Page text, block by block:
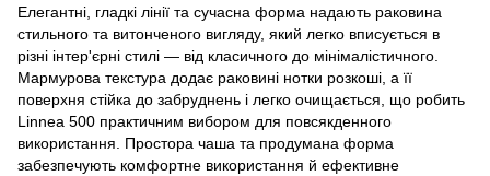
Елегантні, гладкі лінії та сучасна форма надають раковина
стильного та витонченого вигляду, який легко вписується в
різні інтер'єрні стилі — від класичного до мінімалістичного.
Мармурова текстура додає раковині нотки розкоші, а її
поверхня стійка до забруднень і легко очищається, що робить
Linnea 500 практичним вибором для повсякденного
використання. Простора чаша та продумана форма
забезпечують комфортне використання й ефективне